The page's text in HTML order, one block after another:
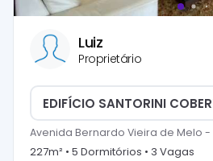
Luiz
Proprietário
EDIFÍCIO SANTORINI
Avenida Bernardo Vieira de Melo -
227m² • 5 Dormitórios • 3 Vagas